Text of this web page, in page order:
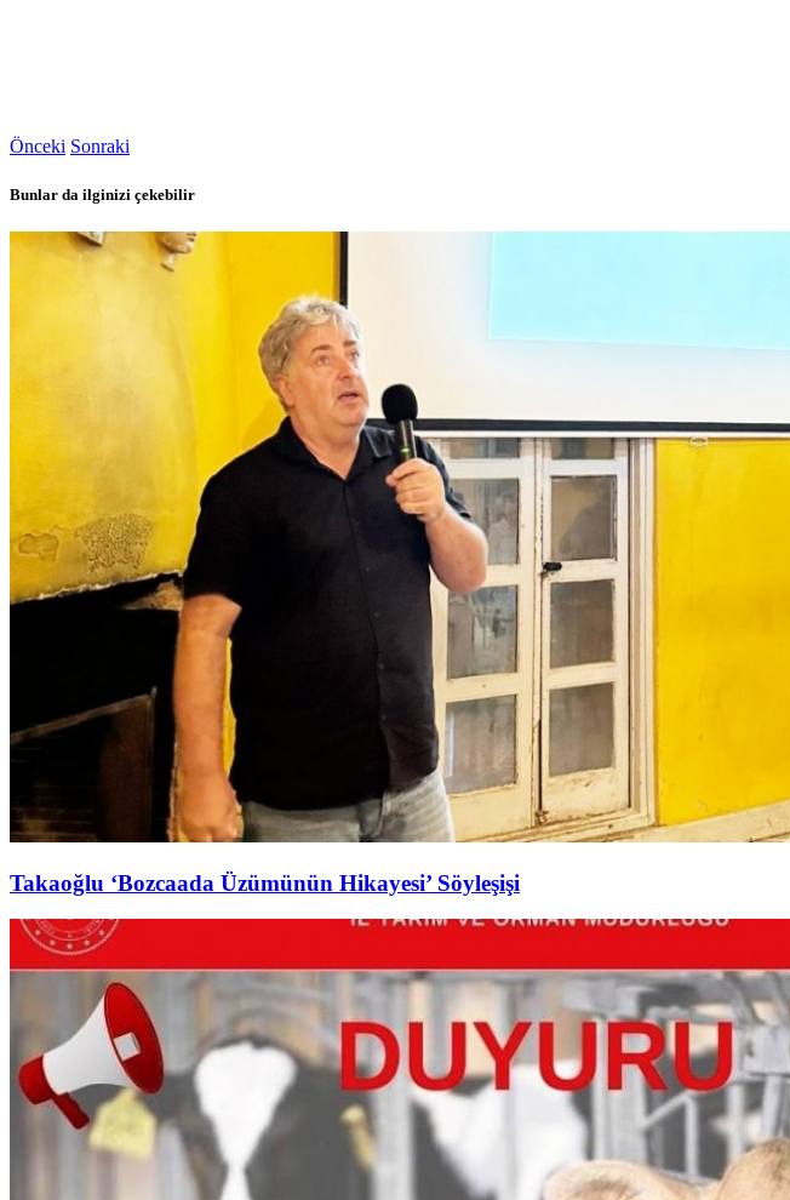
Önceki Sonraki
Bunlar da ilginizi çekebilir
Takaoğlu ‘Bozcaada Üzümünün Hikayesi’ Söyleşişi